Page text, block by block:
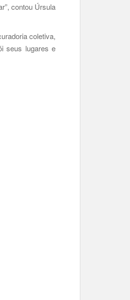
contou Úrsula
coletiva,
seus lugares e